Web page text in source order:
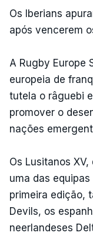
Os Iberians
após vencerem
A Rugby Europe
europeia de
tutela o râguebi
promover o
nações
Os Lusitanos
uma das
primeira edição,
Devils, os
neerlandeses